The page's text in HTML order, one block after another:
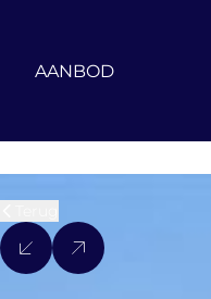
AANBOD